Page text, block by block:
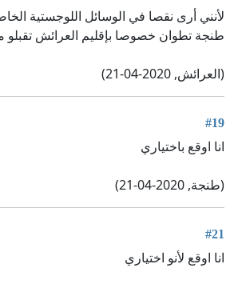
لأنني أرى نقصا في الوسائل اللوجستية
طنجة تطوان خصوصا بإقليم العرائش تقبلو
(العرائش, 2020-04-21)
#19
انا اوقع باختياري
(طنجة, 2020-04-21)
#21
انا اوقع لأنو اختياري